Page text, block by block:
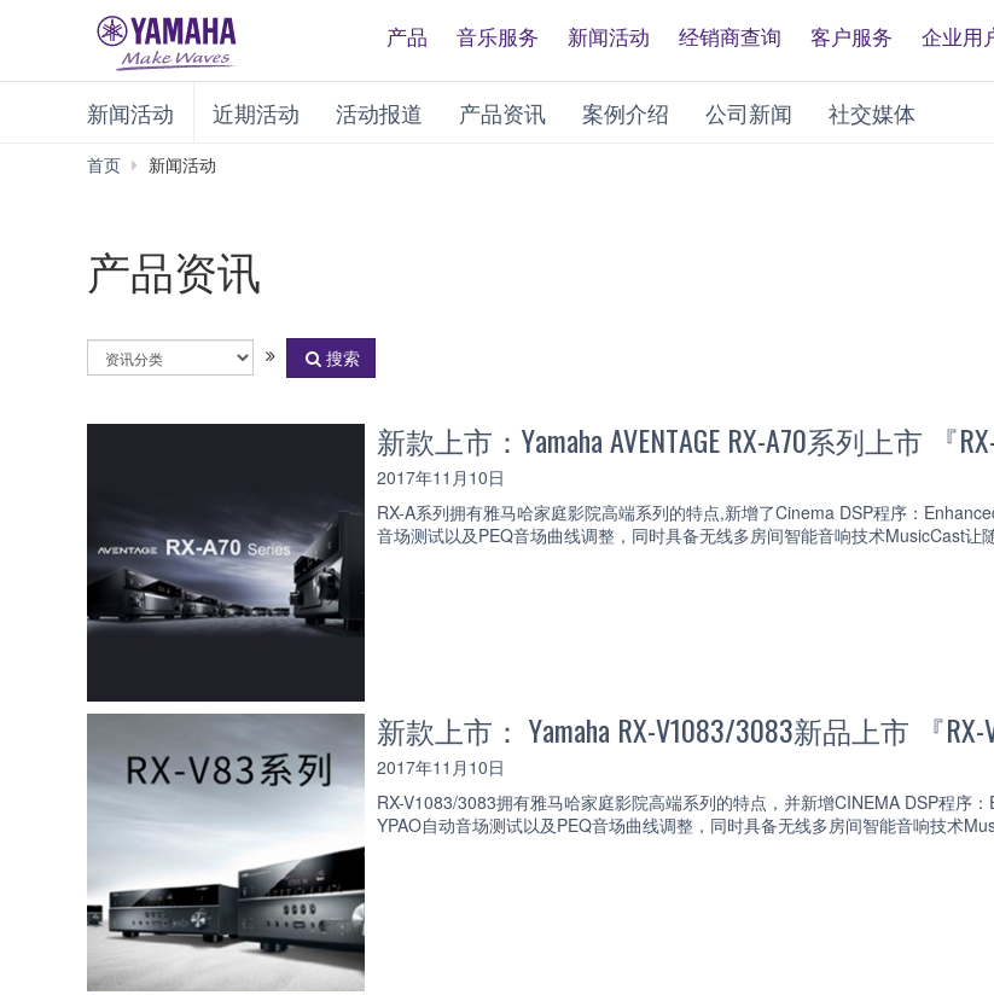
产品 音乐服务 新闻活动 经销商查询 客户服务 企业用
新闻活动 近期活动 活动报道 产品资讯 案例介绍 公司新闻 社交媒体
首页 新闻活动
产品资讯
择
讯
搜索
新款上市：Yamaha AVENTAGE RX-A70系列上市 『RX-
2017年11月10日
RX-A系列拥有雅马哈家庭影院高端系列的特点,新增了Cinema DSP程序：
音场测试以及PEQ音场曲线调整，同时具备无线多房间智能音响技术MusicCast让
新款上市： Yamaha RX-V1083/3083新品上市 『RX-
2017年11月10日
RX-V1083/3083拥有雅马哈家庭影院高端系列的特点，并新增CINEMA DSP程
YPAO自动音场测试以及PEQ音场曲线调整，同时具备无线多房间智能音响技术